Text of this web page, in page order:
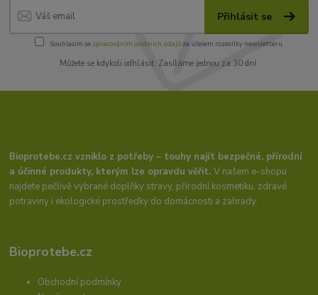
Přihlásit se
Souhlasím se zpracováním osobních údajůza účelem rozesílky newsletteru.
Můžete se kdykoli odhlásit. Zasíláme jednou za 30 dní.
Bioprotebe.cz vzniklo z potřeby – touhy najít bezpečné, přírodní
a účinné produkty, kterým lze opravdu věřit.V našem e-shopu
najdete pečlivě vybrané doplňky stravy, přírodní kosmetiku, zdravé
potraviny i ekologické prostředky do domácnosti a zahrady.
Bioprotebe.cz
Obchodní podmínky